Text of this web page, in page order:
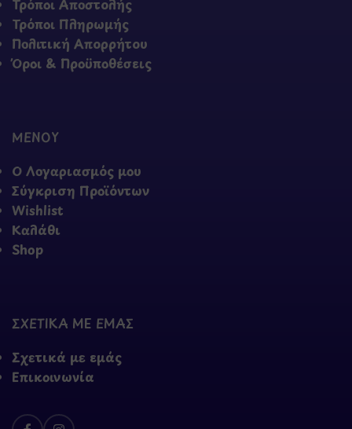
Τρόποι Πληρωμής
Πολιτική Απορρήτου
Όροι & Προϋποθέσεις
ΜΕΝΟΥ
Ο Λογαριασμός μου
Σύγκριση Προϊόντων
Wishlist
Καλάθι
Shop
ΣΧΕΤΙΚΑ ΜΕ ΕΜΑΣ
Σχετικά με εμάς
Επικοινωνία